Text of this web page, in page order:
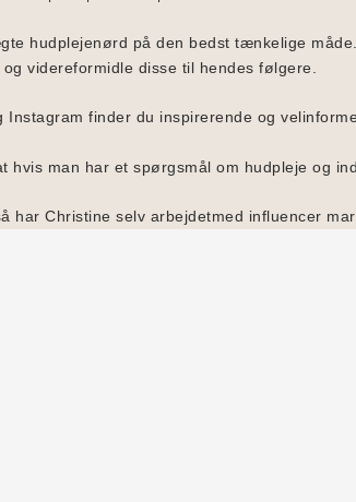
hudplejenørd på den bedst tænkelige
videreformidle disse til hendes følgere.
Instagram finder du inspirerende og
hvis man har et spørgsmål om hudpleje og
har Christine selv arbejdetmed influencer